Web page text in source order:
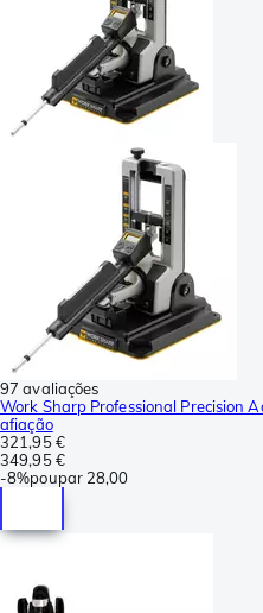
97 avaliações
Work Sharp Professional Precision
afiação
321,95 €
349,95 €
-8%poupar 28,00